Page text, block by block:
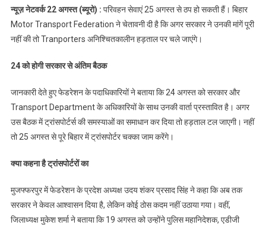
हड़ताल,करेंगे चक्का
जाम, पढ़े
न्यूज़ नेटवर्क 22 अगस्त (ब्यूरो) : परिवहन सेवाएं 25 अगस्त से ठप हो सकती हैं। बिहार
Motor Transport Federation ने चेतावनी दी है कि अगर सरकार ने उनकी मांगें पूरी
नहीं की तो Tranporters अनिश्चितकालीन हड़ताल पर चले जाएंगे।
24 को होगी सरकार से अंतिम बैठक
जानकारी देते हुए फेडरेशन के पदाधिकारियों ने बताया कि 24 अगस्त को सरकार और
Transport Department के अधिकारियों के साथ उनकी वार्ता प्रस्तावित है। अगर
उस बैठक में ट्रांसपोर्टर्स की समस्याओं का समाधान कर दिया तो हड़ताल टल जाएगी। नहीं
तो 25 अगस्त से पूरे बिहार में ट्रांसपोर्टर चक्का जाम करेंगे।
क्या कहना है ट्रांसपोर्टरों का
मुजफ्फरपुर में फेडरेशन के प्रदेश अध्यक्ष उदय शंकर प्रसाद सिंह ने कहा कि अब तक
सरकार ने केवल आश्वासन दिया है, लेकिन कोई ठोस कदम नहीं उठाया गया। वहीं,
जिलाध्यक्ष मुकेश शर्मा ने बताया कि 19 अगस्त को उन्होंने पुलिस महानिदेशक, एडीजी